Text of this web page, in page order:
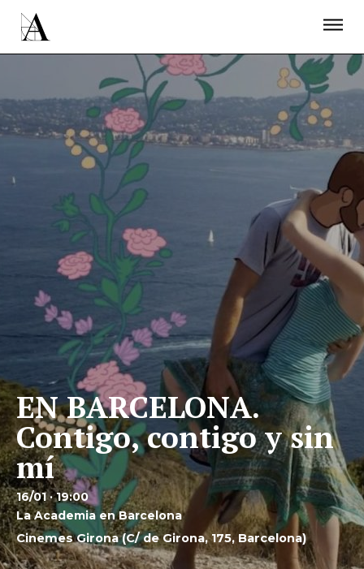
EN BARCELONA.
Contigo, contigo y sin
mí
16/01 · 19:00
La Academia en Barcelona
Cinemes Girona (C/ de Girona, 175, Barcelona)
ACTUALIDAD
PROYECTOS
RESIDENCIAS
ÚNETE A LA ACADEMIA DE CINE
PRENSA
NEWSLETTER